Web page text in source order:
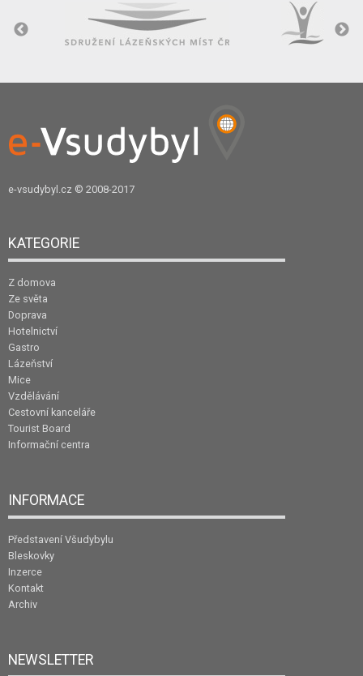
e-vsudybyl.cz © 2008-2017
KATEGORIE
Z domova
Ze světa
Doprava
Hotelnictví
Gastro
Lázeňství
Mice
Vzdělávání
Cestovní kanceláře
Tourist Board
Informační centra
INFORMACE
Představení Všudybylu
Bleskovky
Inzerce
Kontakt
Archiv
NEWSLETTER